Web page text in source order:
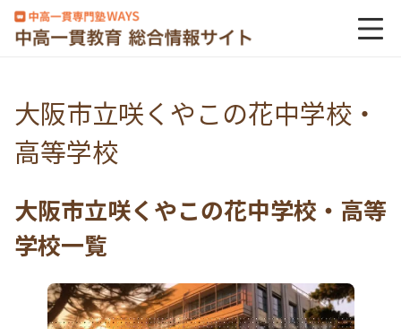
大阪市立咲くやこの花中学校・
高等学校
大阪市立咲くやこの花中学校・高等
学校一覧